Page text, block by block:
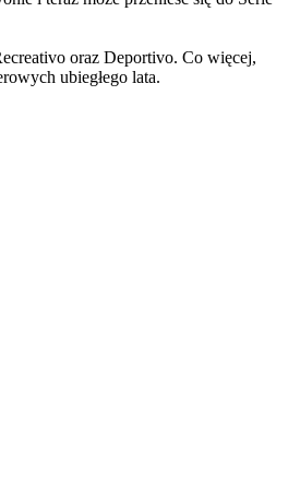
oraz Deportivo. Co więcej,
ubiegłego lata.